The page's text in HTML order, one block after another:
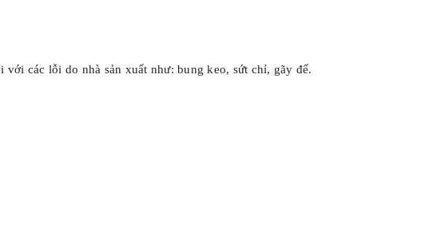
với các lỗi do nhà sản xuất như: bung keo, sứt chỉ, gãy đế.